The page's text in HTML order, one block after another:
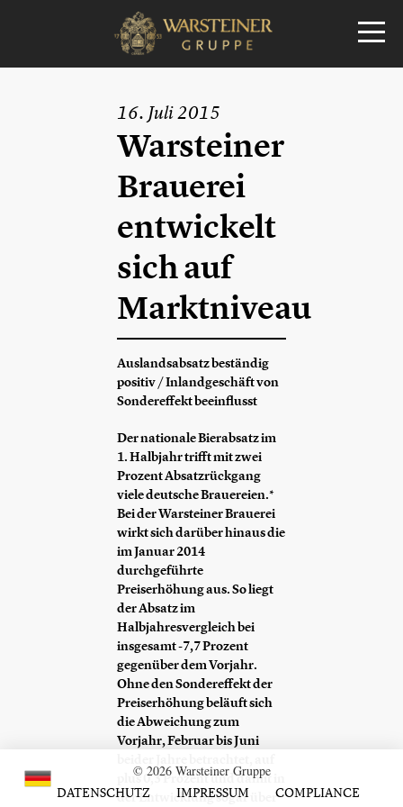
16. Juli 2015
Warsteiner
Brauerei
entwickelt
sich auf
Marktniveau
Auslandsabsatz beständig
positiv / Inlandgeschäft von
Sondereffekt beeinflusst
Der nationale Bierabsatz im
1. Halbjahr trifft mit zwei
Prozent Absatzrückgang
viele deutsche Brauereien.*
Bei der Warsteiner Brauerei
wirkt sich darüber hinaus die
im Januar 2014
durchgeführte
Preiserhöhung aus. So liegt
der Absatz im
Halbjahresvergleich bei
insgesamt -7,7 Prozent
gegenüber dem Vorjahr.
Ohne den Sondereffekt der
Preiserhöhung beläuft sich
die Abweichung zum
Vorjahr, Februar bis Juni
plus 0,3 Prozent und damit in
der Entwicklung sogar über
© 2026 Warsteiner Gruppe
DATENSCHUTZ
IMPRESSUM COMPLIANCE